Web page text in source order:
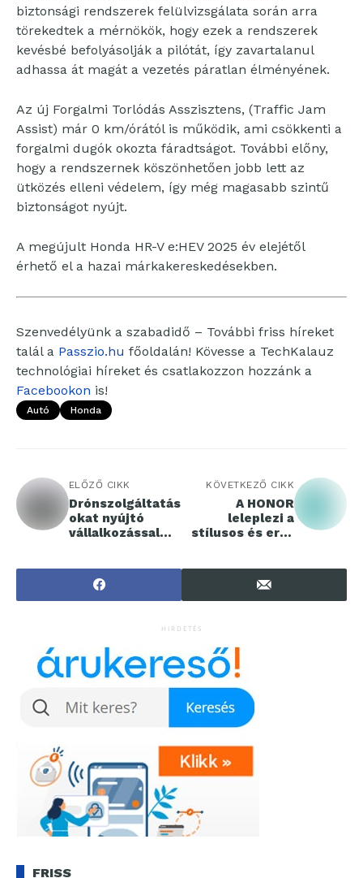
biztonsági rendszerek felülvizsgálata során arra
törekedtek a mérnökök, hogy ezek a rendszerek
kevésbé befolyásolják a pilótát, így zavartalanul
adhassa át magát a vezetés páratlan élményének.
Az új Forgalmi Torlódás Asszisztens, (Traffic Jam
Assist) már 0 km/órától is működik, ami csökkenti a
forgalmi dugók okozta fáradtságot. További előny,
hogy a rendszernek köszönhetően jobb lett az
ütközés elleni védelem, így még magasabb szintű
biztonságot nyújt.
A megújult Honda HR-V e:HEV 2025 év elejétől
érhető el a hazai márkakereskedésekben.
Szenvedélyünk a szabadidő – További friss híreket
talál a Passzio.hu főoldalán! Kövesse a TechKalauz
technológiai híreket és csatlakozzon hozzánk a
Facebookon is!
Autó Honda
ELŐZŐ CIKK
Drónszolgáltatás
okat nyújtó
vállalkozással
Széchenyi István
Egyetem
KÖVETKEZŐ CIKK
A HONOR
leleplezi a
stílusos és erős
HIRDETÉS
FRISS